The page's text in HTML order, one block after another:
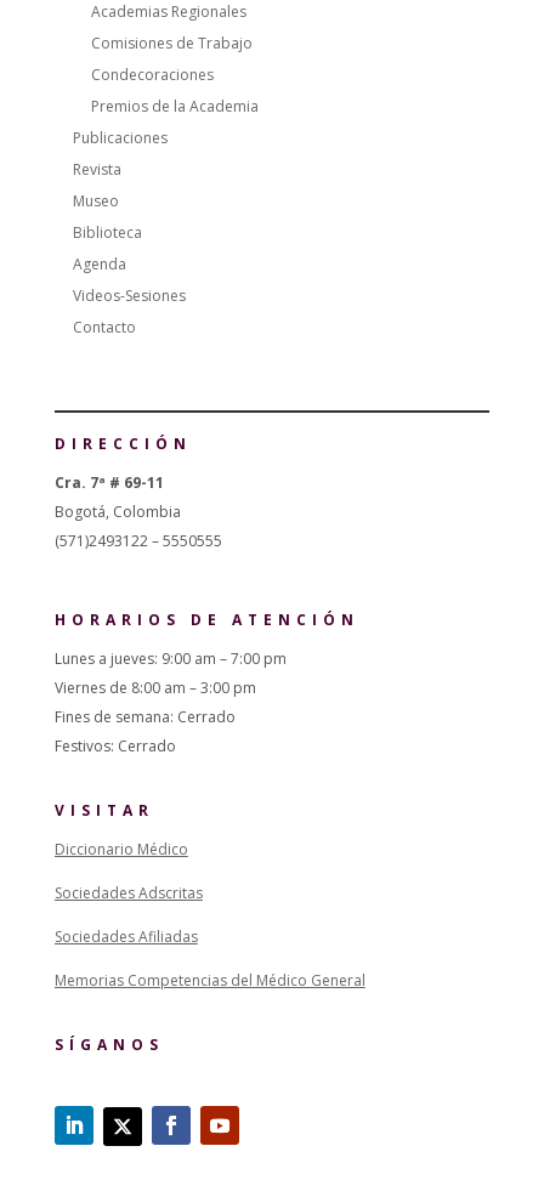
Academias Regionales
Comisiones de Trabajo
Condecoraciones
Premios de la Academia
Publicaciones
Revista
Museo
Biblioteca
Agenda
Videos-Sesiones
Contacto
DIRECCIÓN
Cra. 7ª # 69-11
Bogotá, Colombia
(571)2493122 – 5550555
HORARIOS DE ATENCIÓN
Lunes a jueves: 9:00 am – 7:00 pm
Viernes de 8:00 am – 3:00 pm
Fines de semana: Cerrado
Festivos: Cerrado
VISITAR
Diccionario Médico
Sociedades Adscritas
Sociedades Afiliadas
Memorias Competencias del Médico General
SÍGANOS